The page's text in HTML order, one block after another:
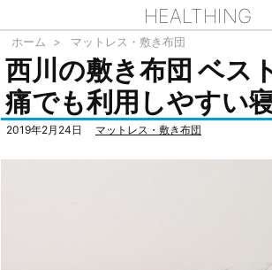
HEALTHING
ホーム > マットレス・敷き布団
西川の敷き布団 ベス
痛でも利用しやすい
2019年2月24日 マットレス・敷き布団